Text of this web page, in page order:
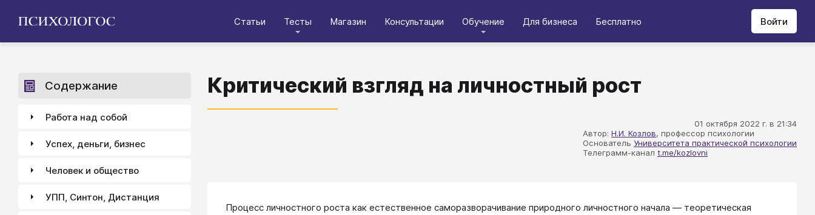
Статьи Тесты Магазин Консультации Обучение Для бизнеса Бесплатно Войти
Критический взгляд на личностный рост
01 октября 2022 г. в 21:34
Автор: Н.И. Козлов, профессор психологии
Основатель Университета практической психологии
Телеграмм-канал t.me/kozlovni
Процесс личностного роста как естественное саморазворачивание природного личностного начала — теоретическая
Содержание
Работа над собой
Успех, деньги, бизнес
Человек и общество
УПП, Синтон, Дистанция